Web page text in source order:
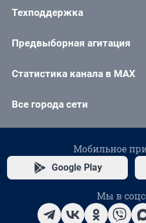
Техподдержка
Предвыборная агитация
Статистика канала в MAX
Все города сети
Мобильное
Google Play
Мы в